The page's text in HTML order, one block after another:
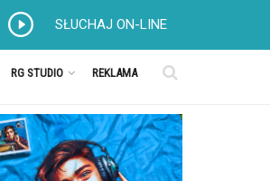
SŁUCHAJ ON-LINE
RG STUDIO REKLAMA